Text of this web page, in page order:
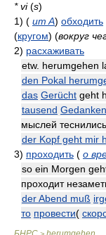
* vi(s)
1) ( um A) обходить
(кругом) (вокруг
2) расхаживать
etw. herumgehen
den Pokal
das Gerücht geht
tausend Gedanken
мыслей
der Kopf geht mir
3) проходить ( о
so ein Morgen
проходит
der Abend muß
то провести(